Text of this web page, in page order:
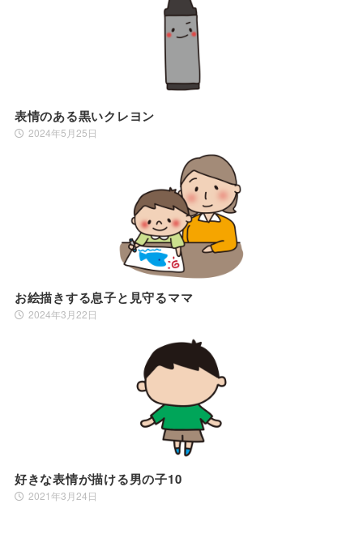
表情のある黒いクレヨン
2024年5月25日
お絵描きする息子と見守るママ
2024年3月22日
好きな表情が描ける男の子10
2021年3月24日